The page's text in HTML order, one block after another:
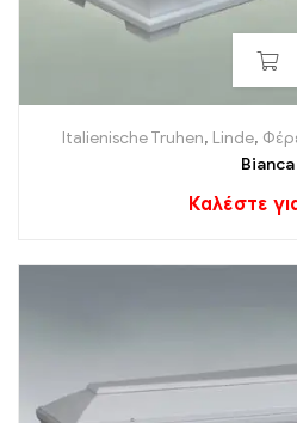
Italienische Truhen, Linde,
Bianca
Καλέστε